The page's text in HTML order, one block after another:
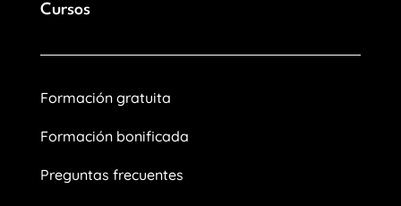
Cursos
Formación gratuita
Formación bonificada
Preguntas frecuentes